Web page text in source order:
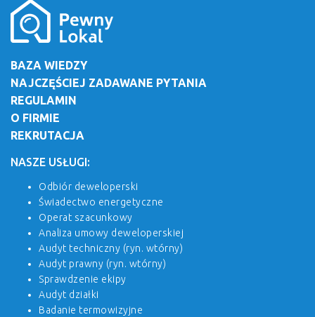
BAZA WIEDZY
NAJCZĘŚCIEJ ZADAWANE PYTANIA
REGULAMIN
O FIRMIE
REKRUTACJA
NASZE USŁUGI:
Odbiór deweloperski
Świadectwo energetyczne
Operat szacunkowy
Analiza umowy deweloperskiej
Audyt techniczny (ryn. wtórny)
Audyt prawny (ryn. wtórny)
Sprawdzenie ekipy
Audyt działki
Badanie termowizyjne